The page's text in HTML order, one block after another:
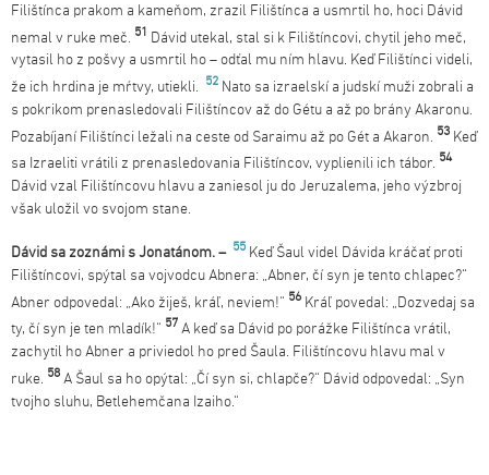
Filištínca prakom a kameňom, zrazil Filištínca a usmrtil ho, hoci Dávid
nemal v ruke meč. 51 Dávid utekal, stal si k Filištíncovi, chytil jeho meč,
vytasil ho z pošvy a usmrtil ho – odťal mu ním hlavu. Keď Filištínci videli,
že ich hrdina je mŕtvy, utiekli. 52 Nato sa izraelskí a judskí muži zobrali a
s pokrikom prenasledovali Filištíncov až do Gétu a až po brány Akaronu.
Pozabíjaní Filištínci ležali na ceste od Saraimu až po Gét a Akaron. 53 Keď
sa Izraeliti vrátili z prenasledovania Filištíncov, vyplienili ich tábor. 54
Dávid vzal Filištíncovu hlavu a zaniesol ju do Jeruzalema, jeho výzbroj
však uložil vo svojom stane.
Dávid sa zoznámi s Jonatánom. – 55 Keď Šaul videl Dávida kráčať proti
Filištíncovi, spýtal sa vojvodcu Abnera: „Abner, čí syn je tento chlapec?“
Abner odpovedal: „Ako žiješ, kráľ, neviem!“ 56 Kráľ povedal: „Dozvedaj sa
ty, čí syn je ten mladík!“ 57 A keď sa Dávid po porážke Filištínca vrátil,
zachytil ho Abner a priviedol ho pred Šaula. Filištíncovu hlavu mal v
ruke. 58 A Šaul sa ho opýtal: „Čí syn si, chlapče?“ Dávid odpovedal: „Syn
tvojho sluhu, Betlehemčana Izaiho.“